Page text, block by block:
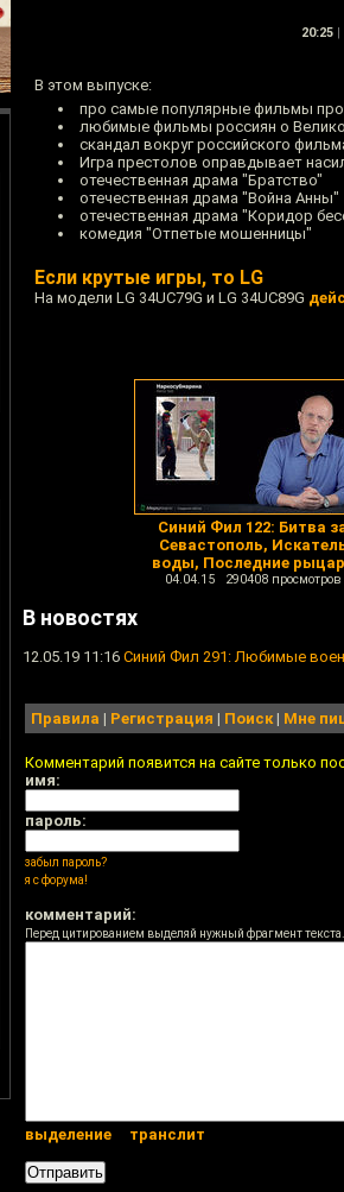
20:25 |
В этом выпуске:
про самые популярные фильмы
любимые фильмы россиян о
скандал вокруг российского
Игра престолов оправдывает
отечественная драма "Братство"
отечественная драма "Война Анны"
отечественная драма "Коридор
комедия "Отпетые мошенницы"
Если крутые игры, то LG
На модели LG 34UC79G и LG 34UC89G
Синий Фил 122: Битва
Севастополь,
воды, Последние
04.04.15 290408 просмотров
В новостях
12.05.19 11:16 Синий Фил 291: Любимые
Правила | Регистрация | Поиск| Мне
Комментарий появится на сайте только
имя:
пароль:
забыл пароль?
я с форума!
комментарий:
Перед цитированием выделяй нужный фрагмент текста.
выделение транслит